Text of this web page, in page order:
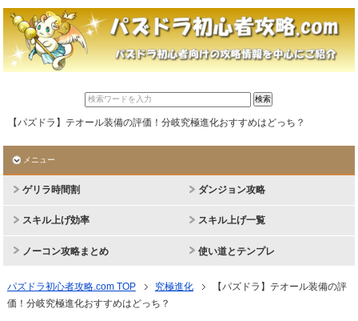
【パズドラ】テオール装備の評価！分岐究極進化おすすめはどっち？
メニュー
ゲリラ時間割 ダンジョン攻略
スキル上げ効率 スキル上げ一覧
ノーコン攻略まとめ 使い道とテンプレ
パズドラ初心者攻略.com TOP 究極進化
【パズドラ】テオール装備の評
価！分岐究極進化おすすめはどっち？